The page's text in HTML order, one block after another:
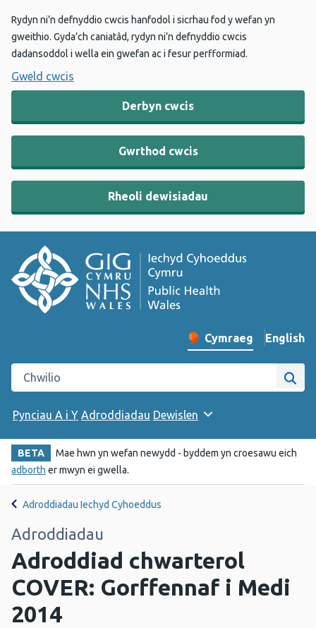
Rydyn ni’n defnyddio cwcis hanfodol i sicrhau fod y wefan yn
gweithio. Gyda’ch caniatâd, rydyn ni’n defnyddio cwcis
dadansoddol i wella ein gwefan ac i fesur perfformiad.
Gweld cwcis
Derbyn cwcis
Gwrthod cwcis
Rheoli dewisiadau
Newid iaith y wefan
Cymraeg English
–
Chwilio gwefan Iechyd Cyhoeddus Cymru
Pynciau A i Y Adroddiadau Dewislen
BETA
Mae hwn yn wefan newydd - byddem yn croesawu eich
adborth er mwyn ei gwella.
Adroddiadau Iechyd Cyhoeddus
Adroddiadau
Adroddiad chwarterol
COVER: Gorffennaf i Medi
2014